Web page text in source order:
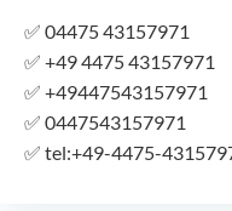
✅ 04475 43157971
✅ +49 4475 43157971
✅ +49447543157971
✅ 0447543157971
✅ tel:+49-4475-